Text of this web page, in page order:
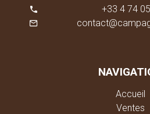
+33 4 74
Accueil
Ventes